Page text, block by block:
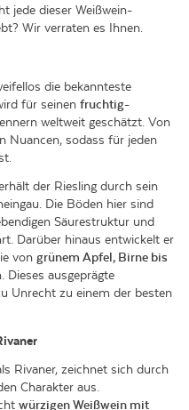
jede dieser Weißwein-
Wir verraten es Ihnen.
die bekannteste
für seinen fruchtig-
weltweit geschätzt. Von
Nuancen, sodass für jeden
der Riesling durch sein
Die Böden hier sind
Säurestruktur und
Darüber hinaus entwickelt er
von grünem Apfel, Birne bis
Dieses ausgeprägte
Unrecht zu einem der besten
Rivaner, zeichnet sich durch
Charakter aus.
würzigen Weißwein mit